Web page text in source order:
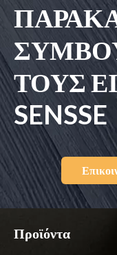
ΤΟΥΣ
SENSSE
Προϊόντα